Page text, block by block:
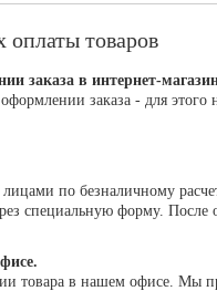
товаров
заказа в интернет-
заказа - для
по безналичному
специальную форму.
товара в нашем офисе. Мы